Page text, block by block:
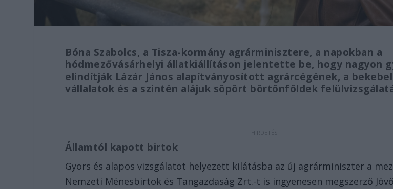
Bóna Szabolcs, a Tisza-kormány agrárminisztere, a napokban a
hódmezővásárhelyi állatkiállításon jelentette be, hogy nagyon
elindítják Lázár János alapítványosított agrárcégének, a
vállalatok és a szintén alájuk söpört börtönföldek
Államtól kapott birtok
Gyors és alapos vizsgálatot helyezett kilátásba az új agrárminiszter a
Nemzeti Ménesbirtok és Tangazdaság Zrt.-t is ingyenesen megszerző